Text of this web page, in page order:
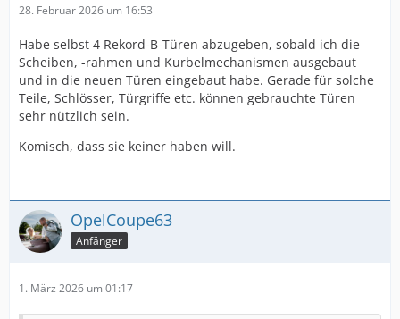
28. Februar 2026 um 16:53
Habe selbst 4 Rekord-B-Türen abzugeben, sobald ich die
Scheiben, -rahmen und Kurbelmechanismen ausgebaut
und in die neuen Türen eingebaut habe. Gerade für solche
Teile, Schlösser, Türgriffe etc. können gebrauchte Türen
sehr nützlich sein.
Komisch, dass sie keiner haben will.
OpelCoupe63
Anfänger
1. März 2026 um 01:17